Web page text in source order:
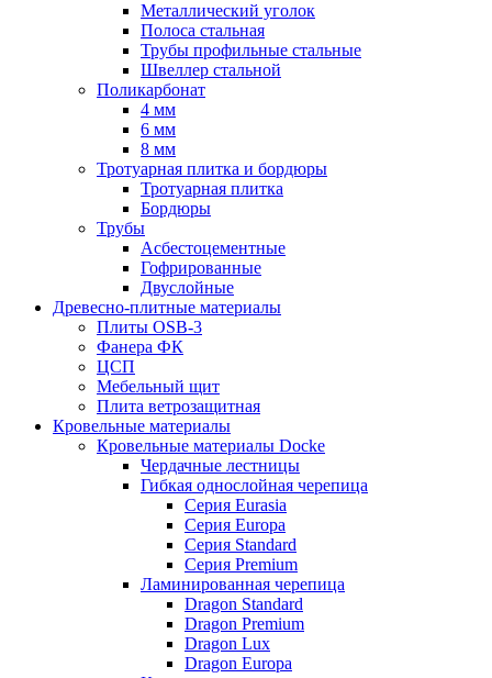
Металлический уголок
Полоса стальная
Трубы профильные стальные
Швеллер стальной
Поликарбонат
4 мм
6 мм
8 мм
Тротуарная плитка и бордюры
Тротуарная плитка
Бордюры
Трубы
Асбестоцементные
Гофрированные
Двуслойные
Древесно-плитные материалы
Плиты OSB-3
Фанера ФК
ЦСП
Мебельный щит
Плита ветрозащитная
Кровельные материалы
Кровельные материалы Docke
Чердачные лестницы
Гибкая однослойная черепица
Серия Eurasia
Серия Europa
Серия Standard
Серия Premium
Ламинированная черепица
Dragon Standard
Dragon Premium
Dragon Lux
Dragon Europa